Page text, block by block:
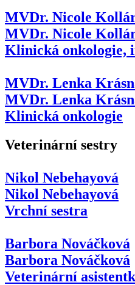
MVDr. Nicole
MVDr. Nicole
Klinická onkologie,
MVDr. Lenka
MVDr. Lenka
Klinická onkologie
Veterinární sestry
Nikol Nebehayová
Nikol Nebehayová
Vrchní sestra
Barbora Nováčková
Barbora Nováčková
Veterinární